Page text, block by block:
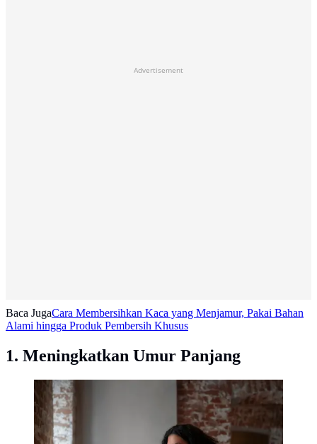
Advertisement
Baca JugaCara Membersihkan Kaca yang Menjamur, Pakai Bahan
Alami hingga Produk Pembersih Khusus
1. Meningkatkan Umur Panjang
Ilustrasi Wanita Minum Kopi di Cafe / by freepik